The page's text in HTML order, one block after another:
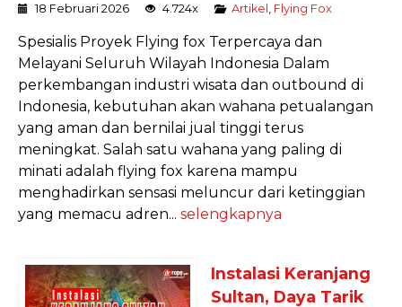
18 Februari 2026 4.724x Artikel Flying Fox
Spesialis Proyek Flying fox Terpercaya dan
Melayani Seluruh Wilayah Indonesia Dalam
perkembangan industri wisata dan outbound di
Indonesia, kebutuhan akan wahana petualangan
yang aman dan bernilai jual tinggi terus
meningkat. Salah satu wahana yang paling di
minati adalah flying fox karena mampu
menghadirkan sensasi meluncur dari ketinggian
yang memacu adren... selengkapnya
Instalasi Keranjang
Sultan, Daya Tarik